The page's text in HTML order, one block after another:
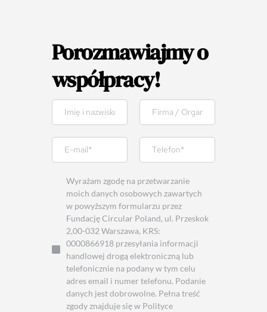
Porozmawiajmy o
współpracy!
Wyrażam zgodę na przetwarzanie
moich danych osobowych zawartych
w powyższym formularzu przez
Fundację Circular Poland, ul. Przeskok
2,00-032 Warszawa, KRS:
0000866918 przesyłania informacji
handlowej drogą elektroniczną lub
telefonicznie na podany w tym celu
adres email i numer telefonu. Podanie
danych jest dobrowolne. Pełna treść
zgody znajduje się w Polityce